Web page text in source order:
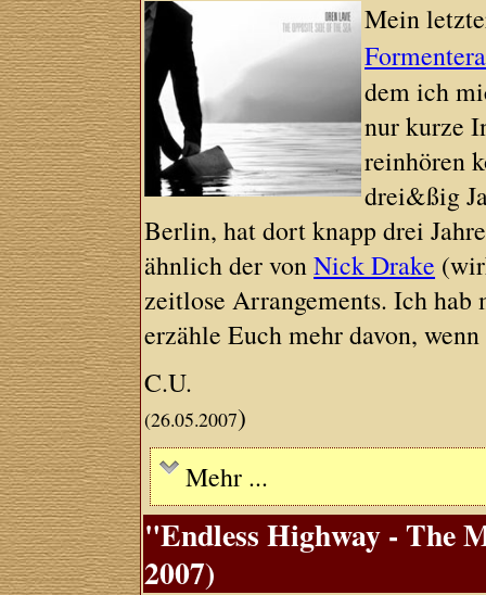
Mein
Formentera
dem ich
nur kurze
reinhören
drei&ßig
Berlin, hat dort knapp drei
ähnlich der vonNick Drake
zeitlose Arrangements. Ich
erzähle Euch mehr davon,
C.U.
(26.05.2007)
Mehr ...
"Endless Highway - The
2007)